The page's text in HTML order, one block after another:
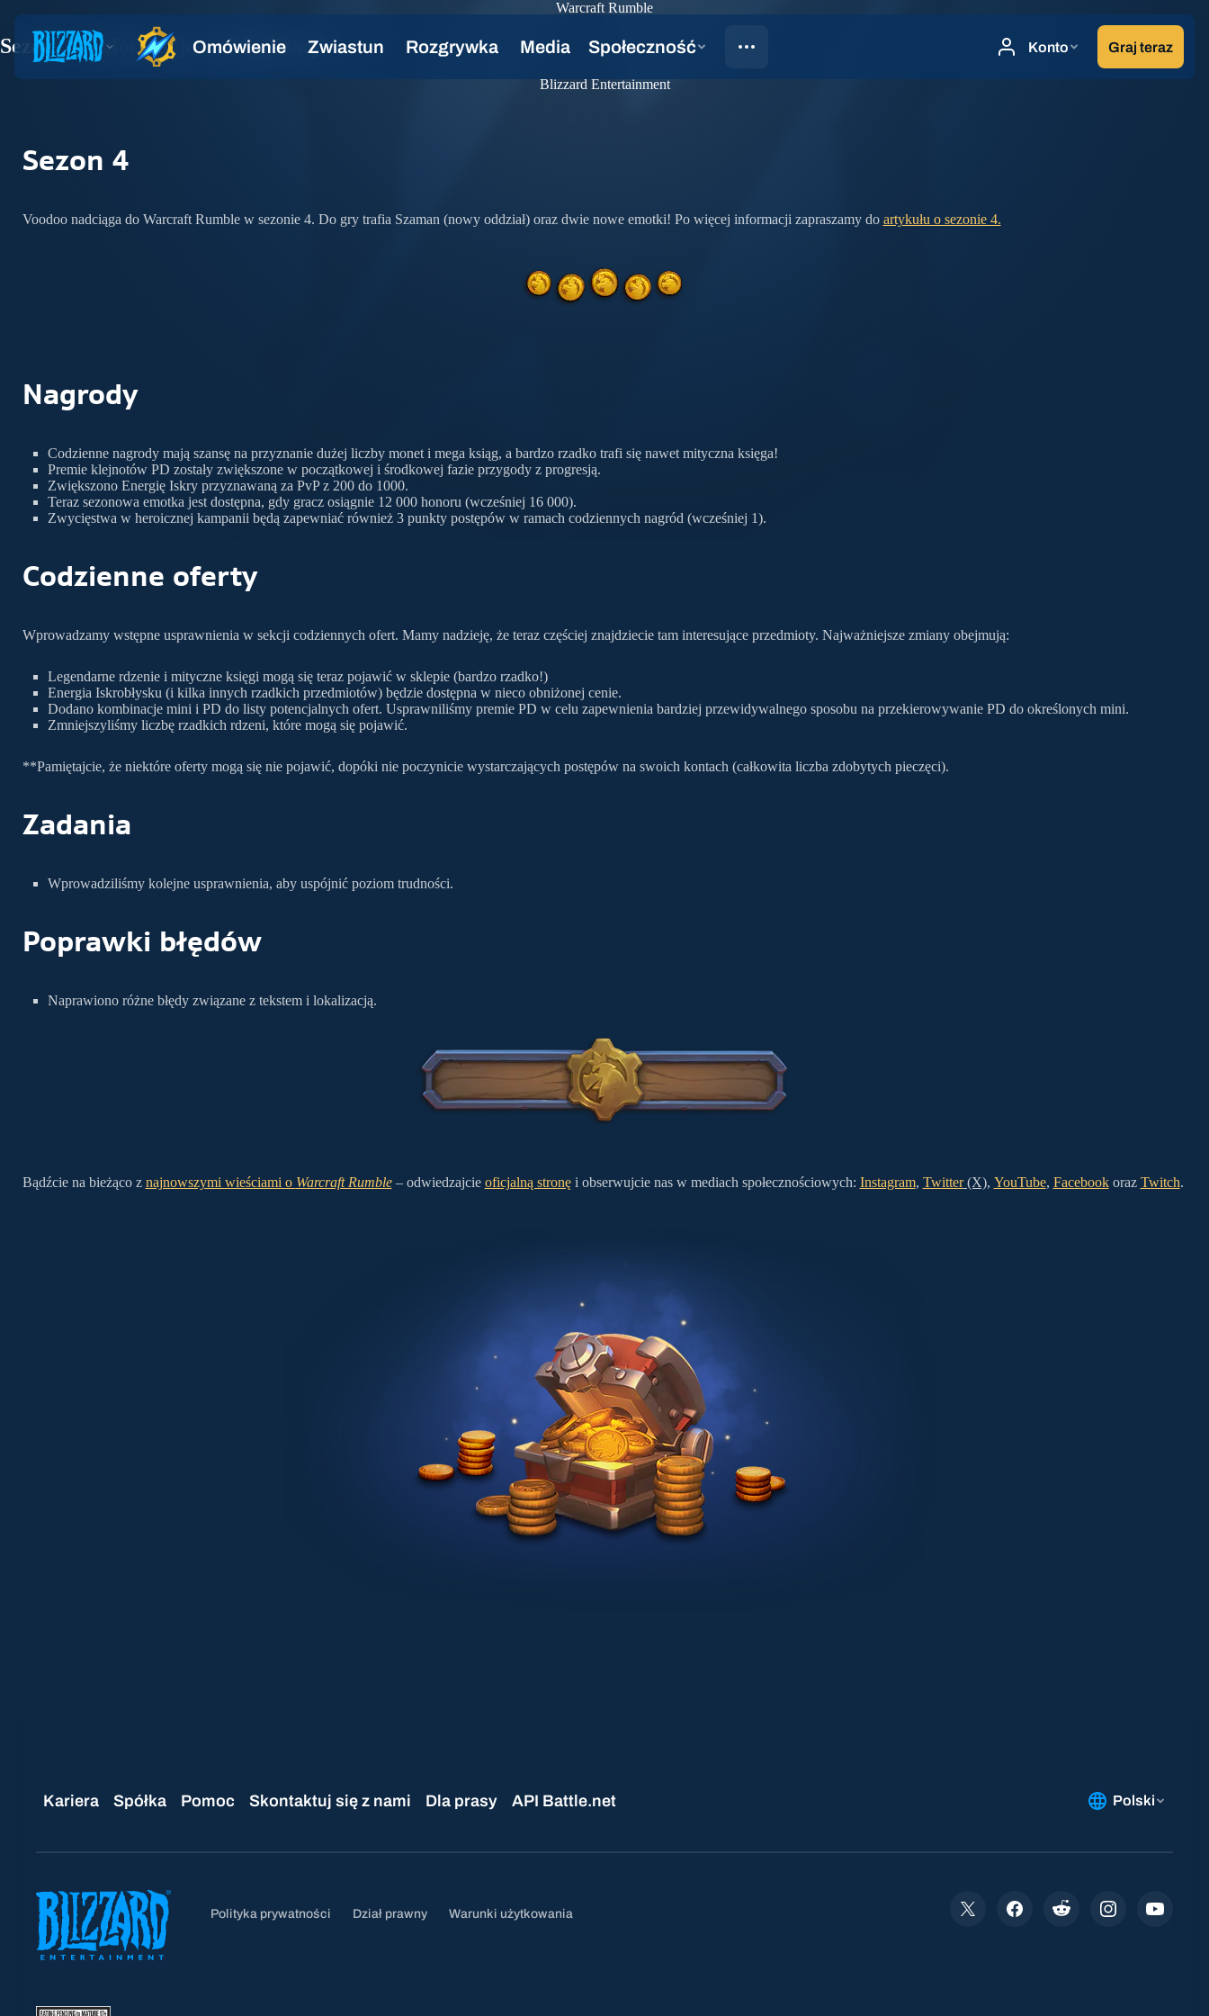
Warcraft Rumble
Sezon 4 – Informacje o aktualizacji
Blizzard Entertainment
Sezon 4
Voodoo nadciąga do Warcraft Rumble w sezonie 4. Do gry trafia Szaman (nowy oddział) oraz dwie nowe emotki! Po więcej informacji zapraszamy do artykułu o sezonie 4.
Nagrody
Codzienne nagrody mają szansę na przyznanie dużej liczby monet i mega ksiąg, a bardzo rzadko trafi się nawet mityczna księga!
Premie klejnotów PD zostały zwiększone w początkowej i środkowej fazie przygody z progresją.
Zwiększono Energię Iskry przyznawaną za PvP z 200 do 1000.
Teraz sezonowa emotka jest dostępna, gdy gracz osiągnie 12 000 honoru (wcześniej 16 000).
Zwycięstwa w heroicznej kampanii będą zapewniać również 3 punkty postępów w ramach codziennych nagród (wcześniej 1).
Codzienne oferty
Wprowadzamy wstępne usprawnienia w sekcji codziennych ofert. Mamy nadzieję, że teraz częściej znajdziecie tam interesujące przedmioty. Najważniejsze zmiany obejmują:
Legendarne rdzenie i mityczne księgi mogą się teraz pojawić w sklepie (bardzo rzadko!)
Energia Iskrobłysku (i kilka innych rzadkich przedmiotów) będzie dostępna w nieco obniżonej cenie.
Dodano kombinacje mini i PD do listy potencjalnych ofert. Usprawniliśmy premie PD w celu zapewnienia bardziej przewidywalnego sposobu na przekierowywanie PD do określonych mini.
Zmniejszyliśmy liczbę rzadkich rdzeni, które mogą się pojawić.
**Pamiętajcie, że niektóre oferty mogą się nie pojawić, dopóki nie poczynicie wystarczających postępów na swoich kontach (całkowita liczba zdobytych pieczęci).
Zadania
Wprowadziliśmy kolejne usprawnienia, aby uspójnić poziom trudności.
Poprawki błędów
Naprawiono różne błędy związane z tekstem i lokalizacją.
Bądźcie na bieżąco z najnowszymi wieściami o Warcraft Rumble– odwiedzajcie oficjalną stronęi obserwujcie nas w mediach społecznościowych: Instagram, Twitter(X), YouTube, Facebookoraz Twitch.